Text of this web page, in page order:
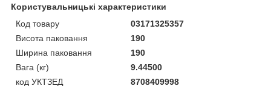
Користувальницькі характеристики
Код товару
03171325357
Висота паковання
190
Ширина паковання
190
Вага (кг)
9.44500
код УКТЗЕД
8708409998